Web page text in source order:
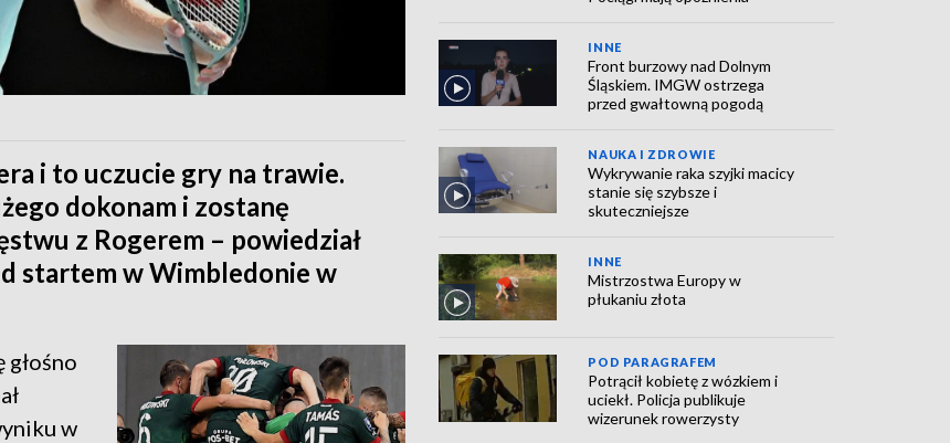
i to uczucie gry na trawie.
dokonam i zostanę
z Rogerem – powiedział
startem w Wimbledonie w
w
INNE
Front burzowy nad Dolnym
Śląskiem. IMGW ostrzega
przed gwałtowną pogodą
NAUKA I ZDROWIE
Wykrywanie raka szyjki macicy
stanie się szybsze i
skuteczniejsze
INNE
Mistrzostwa Europy w
płukaniu złota
POD PARAGRAFEM
Potrącił kobietę z wózkiem i
uciekł. Policja publikuje
wizerunek rowerzysty